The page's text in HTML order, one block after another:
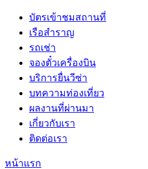
บัตรเข้าชมสถานที่
เรือสำราญ
รถเช่า
จองตั๋วเครื่องบิน
บริการยื่นวีซ่า
บทความท่องเที่ยว
ผลงานที่ผ่านมา
เกี่ยวกับเรา
ติดต่อเรา
หน้าแรก